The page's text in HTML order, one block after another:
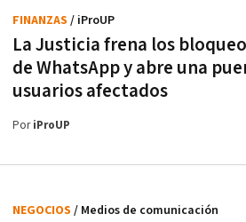
La Justicia frena los
de WhatsApp y abre una
usuarios afectados
FINANZAS / iProUP
PoriProUP
NEGOCIOS / Medios de comunicación